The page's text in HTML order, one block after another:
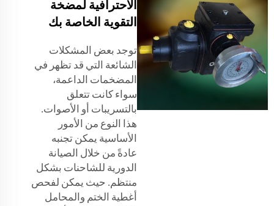
الاحترافية لمضخة
التقوية الخاصة بك
توجد بعض المشكلات
الشائعة التي قد تظهر في
المضخمات الداعمة،
سواء كانت تتعلق
بالتسريبات أو الأصوات.
هذا النوع من الأمور
الأساسية يمكن تجنبه
عادةً من خلال الصيانة
الدورية للشاحنات بشكل
منتظم. حيث يمكن لفحص
أغطية الختم والمحامل